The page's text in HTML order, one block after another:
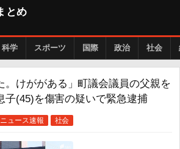
とめ
科学 スポーツ 国際 政治 社会
。けががある」町議会議員の父親を
子(45)を傷害の疑いで緊急逮捕
ニュース速報 社会